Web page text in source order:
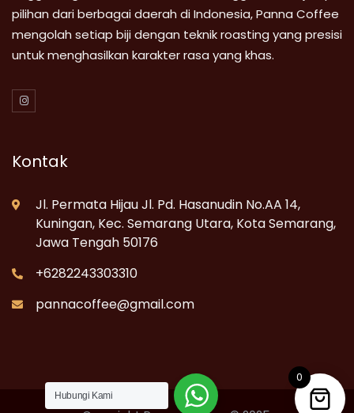
pilihan dari berbagai daerah di Indonesia, Panna Coffee
mengolah setiap biji dengan teknik roasting yang presisi
untuk menghasilkan karakter rasa yang khas.
Kontak
Jl. Permata Hijau Jl. Pd. Hasanudin No.AA 14,
Kuningan, Kec. Semarang Utara, Kota Semarang,
Jawa Tengah 50176
+6282243303310
pannacoffee@gmail.com
Hubungi Kami
0